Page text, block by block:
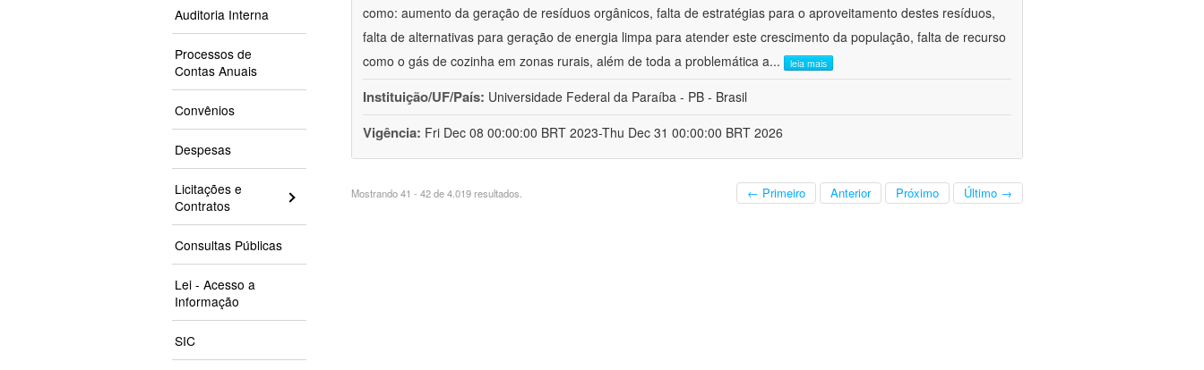
Auditoria Interna
Processos de
Contas Anuais
Convênios
Despesas
Licitações e
Contratos
Consultas Públicas
Lei - Acesso a
Informação
SIC
como: aumento da geração de resíduos orgânicos, falta de estratégias para o aproveitamento destes resíduos,
falta de alternativas para geração de energia limpa para atender este crescimento da população, falta de recurso
como o gás de cozinha em zonas rurais, além de toda a problemática a... leia mais
Instituição/UF/País: Universidade Federal da Paraíba - PB - Brasil
Vigência: Fri Dec 08 00:00:00 BRT 2023-Thu Dec 31 00:00:00 BRT 2026
Mostrando 41 - 42 de 4.019 resultados. ← Primeiro Anterior Próximo Último →